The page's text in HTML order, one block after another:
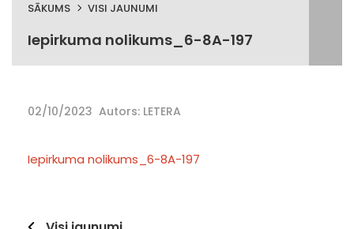
SĀKUMS VISI JAUNUMI
Iepirkuma nolikums_6-8A-197
02/10/2023 Autors: LETERA
Iepirkuma nolikums_6-8A-197